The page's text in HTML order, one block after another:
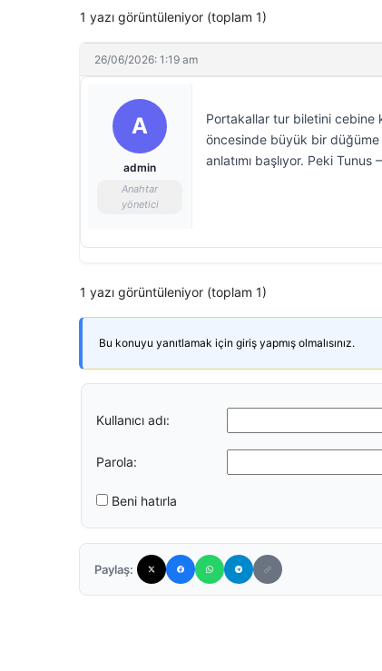
1 yazı görüntüleniyor (toplam 1)
26/06/2026: 1:19 am
A
admin
Anahtar
yönetici
Portakallar tur biletini cebine
öncesinde büyük bir düğüme
anlatımı başlıyor. Peki
1 yazı görüntüleniyor (toplam 1)
Bu konuyu yanıtlamak için giriş yapmış olmalısınız.
Kullanıcı adı:
Parola:
Beni hatırla
Paylaş: